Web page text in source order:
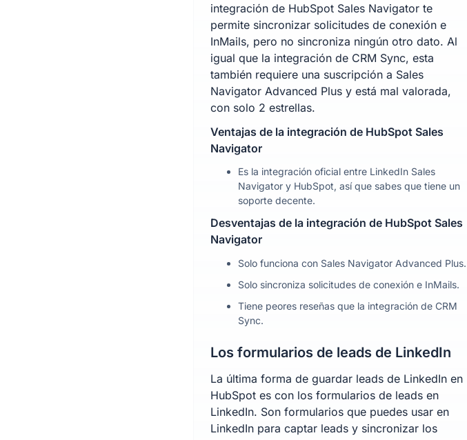
integración de HubSpot Sales Navigator te
permite sincronizar solicitudes de conexión e
InMails, pero no sincroniza ningún otro dato. Al
igual que la integración de CRM Sync, esta
también requiere una suscripción a Sales
Navigator Advanced Plus y está mal valorada,
con solo 2 estrellas.
Ventajas de la integración de HubSpot Sales
Navigator
Es la integración oficial entre LinkedIn Sales
Navigator y HubSpot, así que sabes que tiene un
soporte decente.
Desventajas de la integración de HubSpot Sales
Navigator
Solo funciona con Sales Navigator Advanced Plus.
Solo sincroniza solicitudes de conexión e InMails.
Tiene peores reseñas que la integración de CRM
Sync.
Los formularios de leads de LinkedIn
La última forma de guardar leads de LinkedIn en
HubSpot es con los formularios de leads en
LinkedIn. Son formularios que puedes usar en
LinkedIn para captar leads y sincronizar los